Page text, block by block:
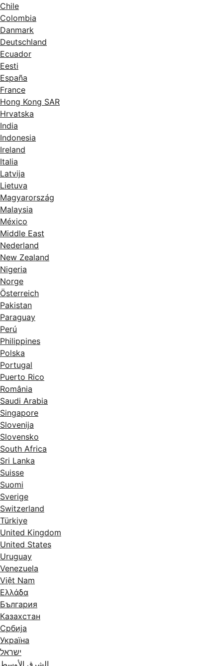
Chile
Colombia
Danmark
Deutschland
Ecuador
Eesti
España
France
Hong Kong SAR
Hrvatska
India
Indonesia
Ireland
Italia
Latvija
Lietuva
Magyarország
Malaysia
México
Middle East
Nederland
New Zealand
Nigeria
Norge
Österreich
Pakistan
Paraguay
Perú
Philippines
Polska
Portugal
Puerto Rico
România
Saudi Arabia
Singapore
Slovenija
Slovensko
South Africa
Sri Lanka
Suisse
Suomi
Sverige
Switzerland
Türkiye
United Kingdom
United States
Uruguay
Venezuela
Việt Nam
Ελλάδα
България
Казахстан
Србија
Україна
ישראל
الشرق الأوسط